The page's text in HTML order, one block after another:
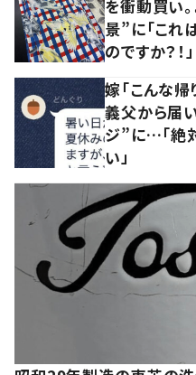
を衝動買い
景”に「これ
のですか？！」
嫁「こんな帰
義父から届
ジ”に…「絶
い」